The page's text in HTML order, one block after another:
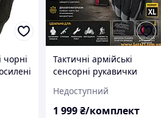
чорні
Тактичні армійські
сенсорні рукавички
Original 100% оригінал
зі США Сірі XL
Недоступний
1 999₴/комплект